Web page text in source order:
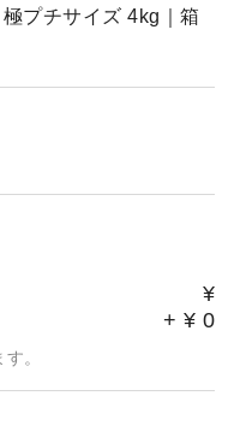
プチサイズ 4kg｜箱
¥
+ ¥ 0
。